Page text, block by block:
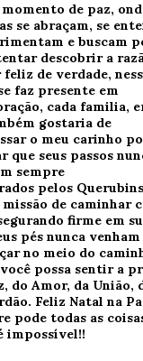
momento de paz,
se abraçam, se
e buscam
descobrir a
feliz de verdade,
faz presente em
cada familia,
gostaria de
o meu carinho
que seus passos
sempre
pelos
de caminhar
firme em
pés nunca venham
no meio do
possa sentir a
do Amor, da União,
Feliz Natal na
pode todas as
impossível!!